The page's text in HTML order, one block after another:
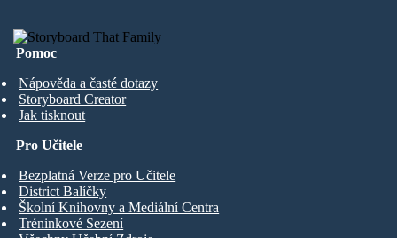
Pomoc
Nápověda a časté dotazy
Storyboard Creator
Jak tisknout
Pro Učitele
Bezplatná Verze pro Učitele
District Balíčky
Školní Knihovny a Mediální Centra
Tréninkové Sezení